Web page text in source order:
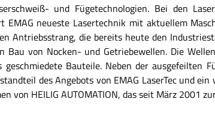
und Fügetechnologien. Bei den
neueste Lasertechnik mit aktuellem
Antriebsstrang, die bereits heute den
Bau von Nocken- und Getriebewellen. Die
Bauteile. Neben der ausgefeilten
des Angebots von EMAG LaserTec und
von HEILIG AUTOMATION, das seit März 2001